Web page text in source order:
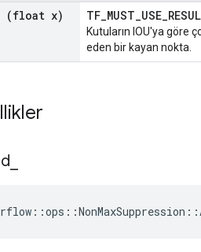
(float x)
Kutuların IOU'ya göre
eden bir kayan nokta.